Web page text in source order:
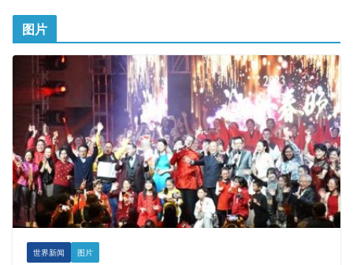
图片
世界新闻 图片